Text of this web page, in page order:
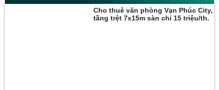
Cho thuê văn phòng Vạn Phúc City,
tầng trệt 7x15m sàn chỉ 15 triệu/th.